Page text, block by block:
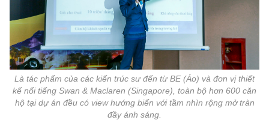
Là tác phẩm của các kiến trúc sư đến từ BE (Áo) và đơn vị thiết
kế nổi tiếng Swan & Maclaren (Singapore), toàn bộ hơn 600 căn
hộ tại dự án đều có view hướng biển với tầm nhìn rộng mở tràn
đầy ánh sáng.